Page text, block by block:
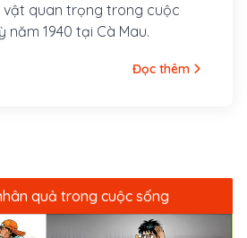
vật quan trọng trong cuộc
năm 1940 tại Cà Mau.
Đọc thêm
quả trong cuộc sống